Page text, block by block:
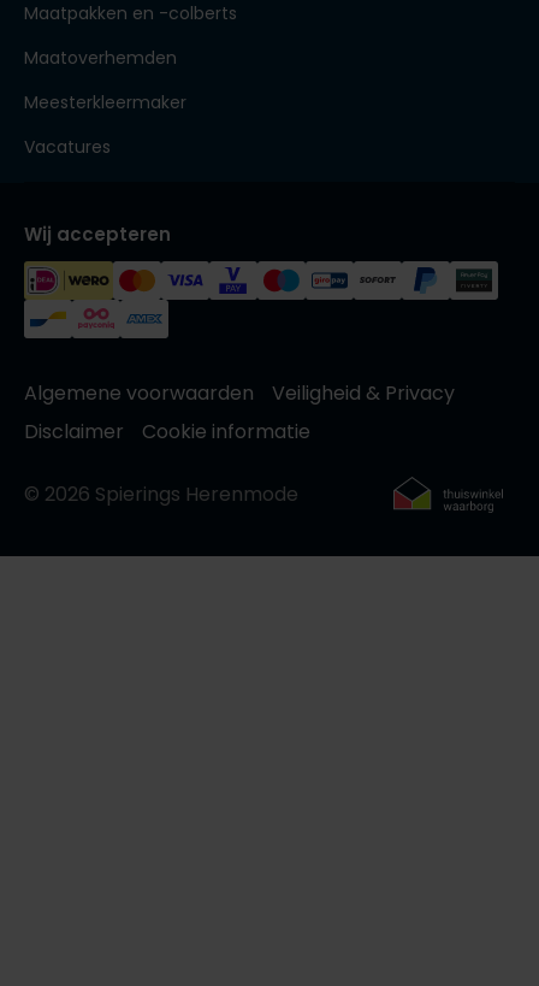
Maatpakken en -colberts
Maatoverhemden
Meesterkleermaker
Vacatures
Wij accepteren
Algemene voorwaarden
Veiligheid & Privacy
Disclaimer
Cookie informatie
© 2026 Spierings Herenmode